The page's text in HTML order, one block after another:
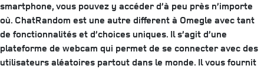
smartphone, vous pouvez y accéder d’à peu près n’importe
où. ChatRandom est une autre different à Omegle avec tant
de fonctionnalités et d’choices uniques. Il s’agit d’une
plateforme de webcam qui permet de se connecter avec des
utilisateurs aléatoires partout dans le monde. Il vous fournit